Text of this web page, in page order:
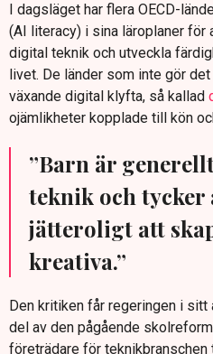
I dagsläget har flera OECD-
(AI literacy) i sina läroplaner för
digital teknik och utveckla
livet. De länder som inte gör
växande digital klyfta, så kallad
ojämlikheter kopplade till kön
”Barn är
teknik och tycker
jätteroligt att
kreativa.”
Den kritiken får regeringen i
del av den pågående
företrädare för teknikbranschen